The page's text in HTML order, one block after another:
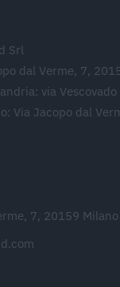
Srl
dal Verme, 7,
via
Via Jacopo dal
7, 20159 Milano